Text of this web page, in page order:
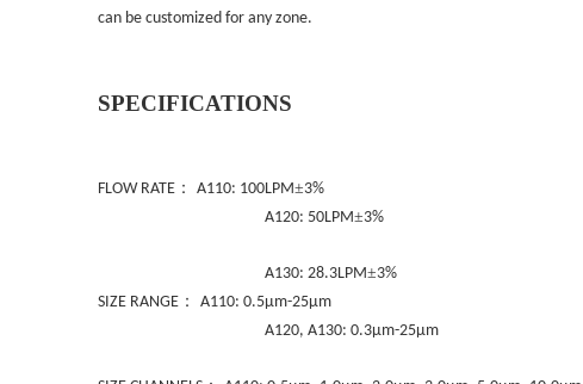
can be customized for any zone.
SPECIFICATIONS
FLOW RATE ： A110: 100LPM±3%
A120: 50LPM±3%
A130: 28.3LPM±3%
SIZE RANGE ： A110: 0.5µm-25µm
A120, A130: 0.3µm-25µm